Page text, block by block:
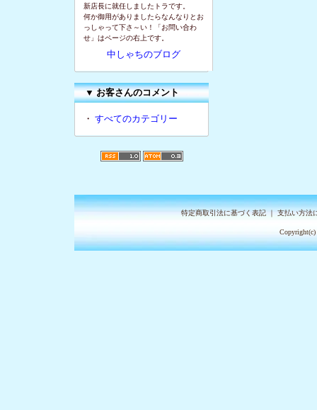
新店長に就任しましたトラです。
何か御用がありましたらなんなりとお
っしゃって下さ～い！「お問い合わ
せ」はページの右上です。
中しゃちのブログ
▼お客さんのコメント
・ すべてのカテゴリー
特定商取引法に基づく表記｜支払い方法